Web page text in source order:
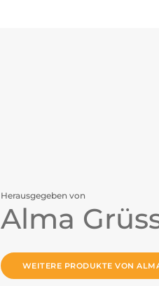
Herausgegeben von
Alma
WEITERE PRODUKTE VON